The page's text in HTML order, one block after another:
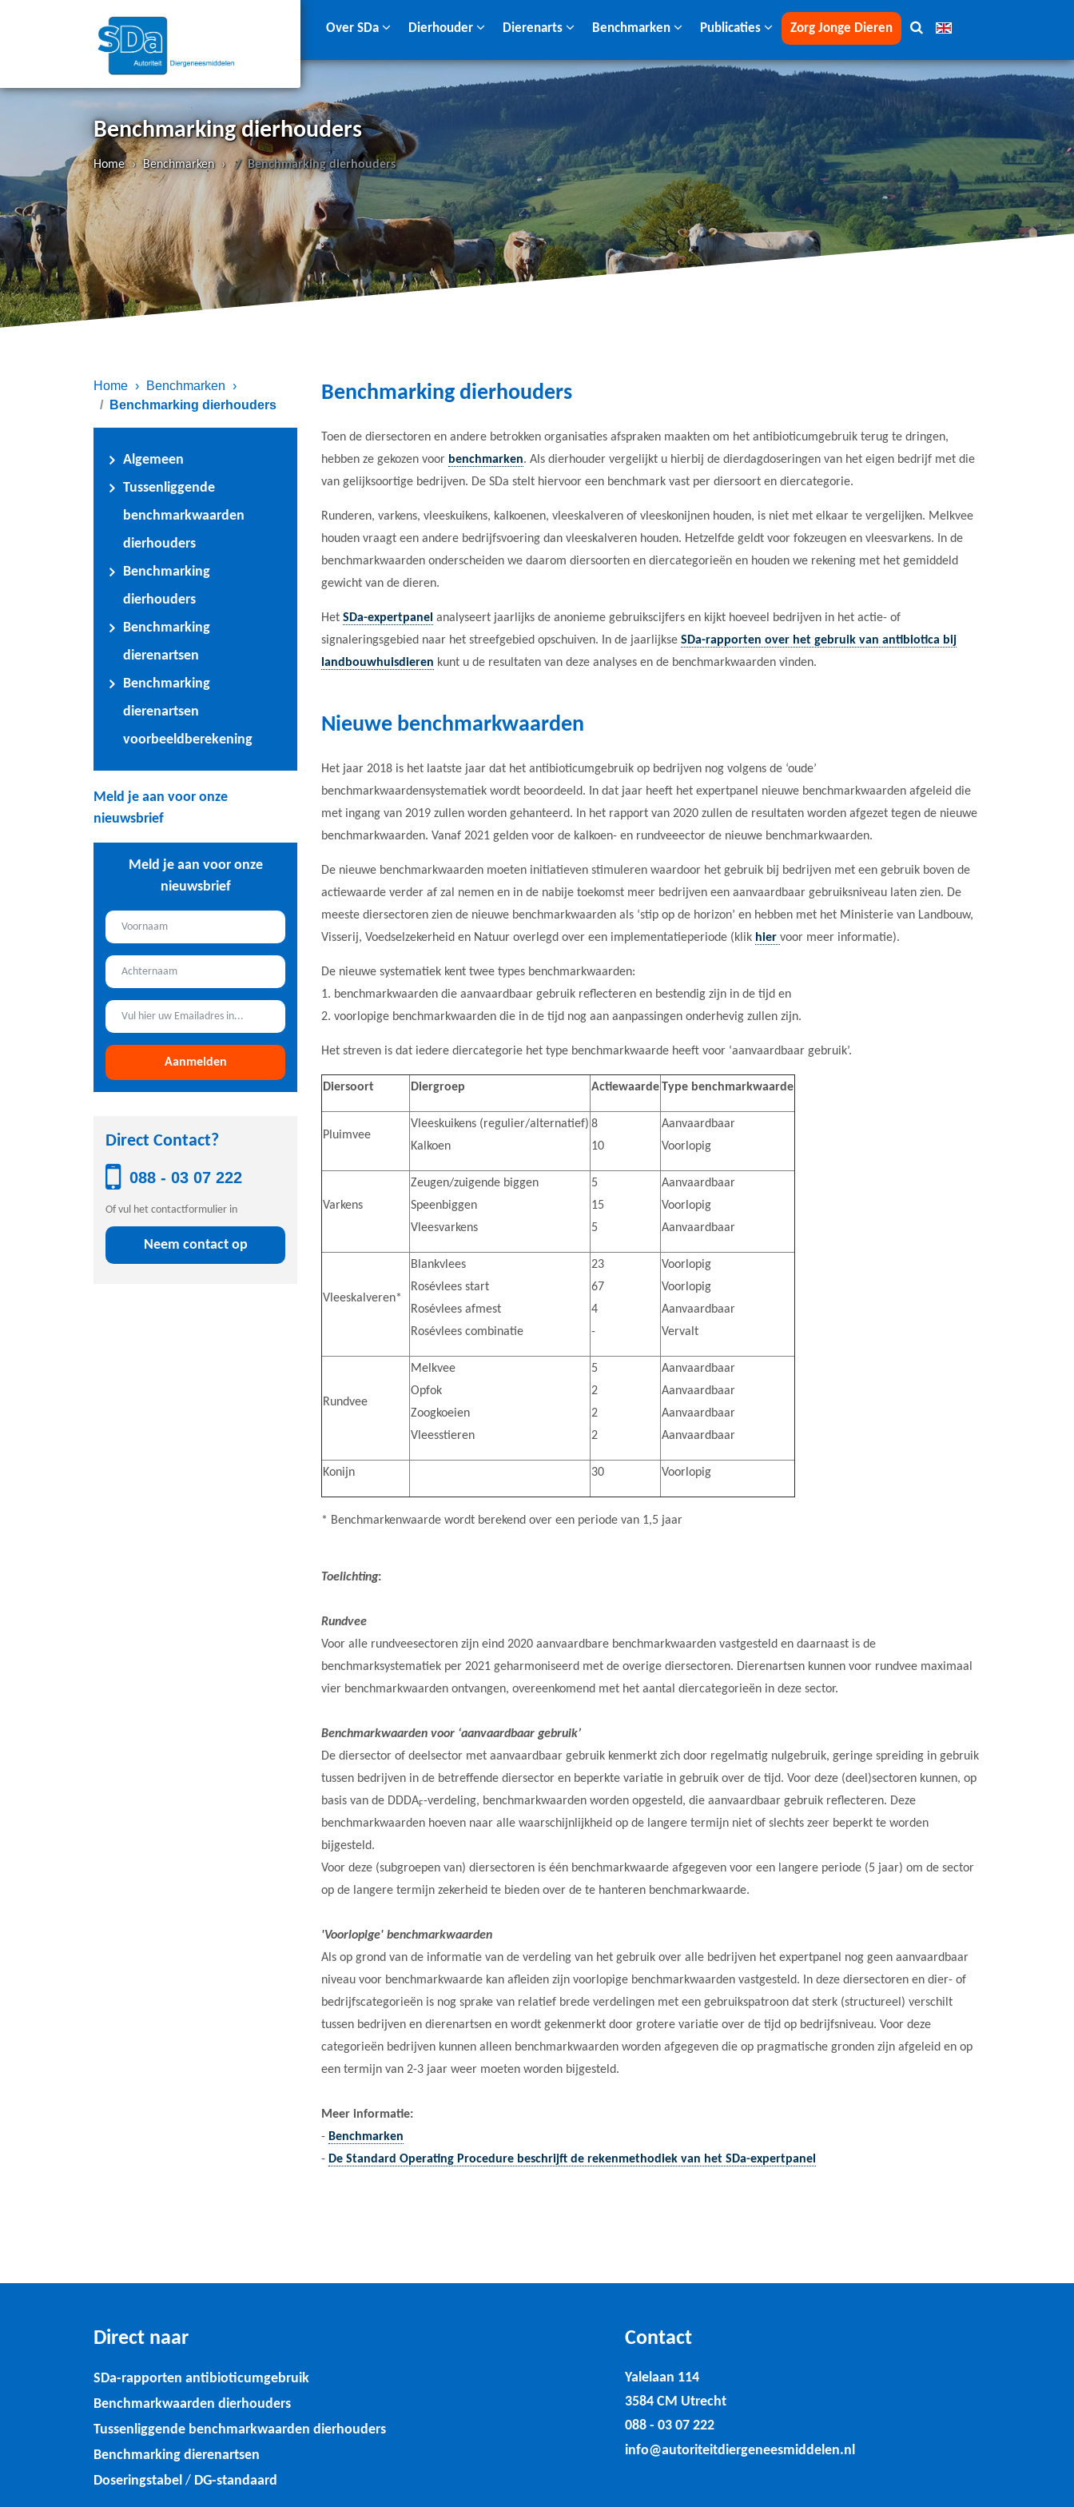
Over SDa Dierhouder Dierenarts Benchmarken Publicaties Zorg Jonge Dieren
Benchmarking dierhouders
Home › Benchmarken › Benchmarking dierhouders
Benchmarking dierhouders
Toen de diersectoren en andere betrokken organisaties afspraken maakten om het antibioticumgebruik terug te dringen,
hebben ze gekozen voor benchmarken. Als dierhouder vergelijkt u hierbij de dierdagdoseringen van het eigen bedrijf met die
van gelijksoortige bedrijven. De SDa stelt hiervoor een benchmark vast per diersoort en diercategorie.
Runderen, varkens, vleeskuikens, kalkoenen, vleeskalveren of vleeskonijnen houden, is niet met elkaar te vergelijken. Melkvee
houden vraagt een andere bedrijfsvoering dan vleeskalveren houden. Hetzelfde geldt voor fokzeugen en vleesvarkens. In de
benchmarkwaarden onderscheiden we daarom diersoorten en diercategorieën en houden we rekening met het gemiddeld
gewicht van de dieren.
Het SDa-expertpanel analyseert jaarlijks de anonieme gebruikscijfers en kijkt hoeveel bedrijven in het actie- of
signaleringsgebied naar het streefgebied opschuiven. In de jaarlijkse SDa-rapporten over het gebruik van antibiotica bij
landbouwhuisdieren kunt u de resultaten van deze analyses en de benchmarkwaarden vinden.
Nieuwe benchmarkwaarden
Het jaar 2018 is het laatste jaar dat het antibioticumgebruik op bedrijven nog volgens de ‘oude’
benchmarkwaardensystematiek wordt beoordeeld. In dat jaar heeft het expertpanel nieuwe benchmarkwaarden afgeleid die
met ingang van 2019 zullen worden gehanteerd. In het rapport van 2020 zullen de resultaten worden afgezet tegen de nieuwe
benchmarkwaarden. Vanaf 2021 gelden voor de kalkoen- en rundveeector de nieuwe benchmarkwaarden.
De nieuwe benchmarkwaarden moeten initiatieven stimuleren waardoor het gebruik bij bedrijven met een gebruik boven de
actiewaarde verder af zal nemen en in de nabije toekomst meer bedrijven een aanvaardbaar gebruiksniveau laten zien. De
meeste diersectoren zien de nieuwe benchmarkwaarden als ‘stip op de horizon’ en hebben met het Ministerie van Landbouw,
Visserij, Voedselzekerheid en Natuur overlegd over een implementatieperiode (klik hier voor meer informatie).
De nieuwe systematiek kent twee types benchmarkwaarden:
1. benchmarkwaarden die aanvaardbaar gebruik reflecteren en bestendig zijn in de tijd en
2. voorlopige benchmarkwaarden die in de tijd nog aan aanpassingen onderhevig zullen zijn.
Het streven is dat iedere diercategorie het type benchmarkwaarde heeft voor ‘aanvaardbaar gebruik’.
Diersoort Diergroep ActiewaardeType benchmarkwaarde
Pluimvee
Vleeskuikens (regulier/alternatief)
Kalkoen
8
10
Aanvaardbaar
Voorlopig
Varkens
Zeugen/zuigende biggen
Speenbiggen
Vleesvarkens
5
15
5
Aanvaardbaar
Voorlopig
Aanvaardbaar
Vleeskalveren*
Blankvlees
Rosévlees start
Rosévlees afmest
Rosévlees combinatie
23
67
4
-
Voorlopig
Voorlopig
Aanvaardbaar
Vervalt
Rundvee
Melkvee
Opfok
Zoogkoeien
Vleesstieren
5
2
2
2
Aanvaardbaar
Aanvaardbaar
Aanvaardbaar
Aanvaardbaar
Konijn 30 Voorlopig
* Benchmarkenwaarde wordt berekend over een periode van 1,5 jaar
Toelichting:
Rundvee
Voor alle rundveesectoren zijn eind 2020 aanvaardbare benchmarkwaarden vastgesteld en daarnaast is de
benchmarksystematiek per 2021 geharmoniseerd met de overige diersectoren. Dierenartsen kunnen voor rundvee maximaal
vier benchmarkwaarden ontvangen, overeenkomend met het aantal diercategorieën in deze sector.
Benchmarkwaarden voor ‘aanvaardbaar gebruik’
De diersector of deelsector met aanvaardbaar gebruik kenmerkt zich door regelmatig nulgebruik, geringe spreiding in gebruik
tussen bedrijven in de betreffende diersector en beperkte variatie in gebruik over de tijd. Voor deze (deel)sectoren kunnen, op
basis van de DDDAF-verdeling, benchmarkwaarden worden opgesteld, die aanvaardbaar gebruik reflecteren. Deze
benchmarkwaarden hoeven naar alle waarschijnlijkheid op de langere termijn niet of slechts zeer beperkt te worden
bijgesteld.
Voor deze (subgroepen van) diersectoren is één benchmarkwaarde afgegeven voor een langere periode (5 jaar) om de sector
op de langere termijn zekerheid te bieden over de te hanteren benchmarkwaarde.
'Voorlopige' benchmarkwaarden
Als op grond van de informatie van de verdeling van het gebruik over alle bedrijven het expertpanel nog geen aanvaardbaar
niveau voor benchmarkwaarde kan afleiden zijn voorlopige benchmarkwaarden vastgesteld. In deze diersectoren en dier- of
bedrijfscategorieën is nog sprake van relatief brede verdelingen met een gebruikspatroon dat sterk (structureel) verschilt
tussen bedrijven en dierenartsen en wordt gekenmerkt door grotere variatie over de tijd op bedrijfsniveau. Voor deze
categorieën bedrijven kunnen alleen benchmarkwaarden worden afgegeven die op pragmatische gronden zijn afgeleid en op
een termijn van 2-3 jaar weer moeten worden bijgesteld.
Meer informatie:
- Benchmarken
- De Standard Operating Procedure beschrijft de rekenmethodiek van het SDa-expertpanel
Home › Benchmarken ›
Benchmarking dierhouders
Algemeen
Tussenliggende
benchmarkwaarden
dierhouders
Benchmarking
dierhouders
Benchmarking
dierenartsen
Benchmarking
dierenartsen
voorbeeldberekening
Meld je aan voor onze
nieuwsbrief
Meld je aan voor onze
nieuwsbrief
Aanmelden
Direct Contact?
088 - 03 07 222
Of vul het contactformulier in
Neem contact op
Direct naar
SDa-rapporten antibioticumgebruik
Benchmarkwaarden dierhouders
Tussenliggende benchmarkwaarden dierhouders
Benchmarking dierenartsen
Doseringstabel / DG-standaard
Contact
Yalelaan 114
3584 CM Utrecht
088 - 03 07 222
info@autoriteitdiergeneesmiddelen.nl